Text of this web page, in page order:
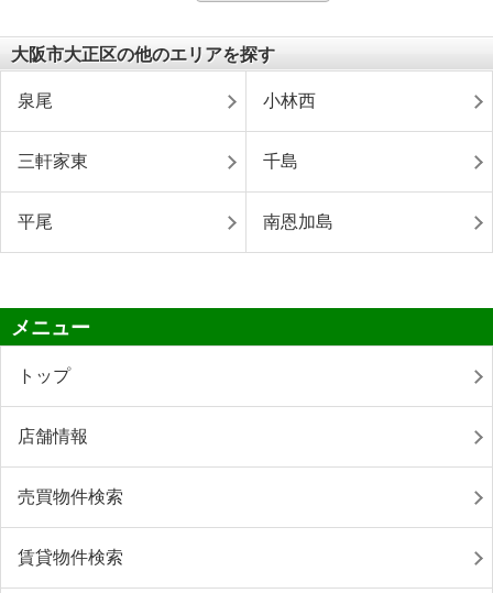
大阪市大正区の他のエリアを探す
泉尾 小林西
三軒家東 千島
平尾 南恩加島
メニュー
トップ
店舗情報
売買物件検索
賃貸物件検索